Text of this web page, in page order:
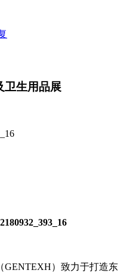
卫生用品展
GENTEXH）致力于打造东